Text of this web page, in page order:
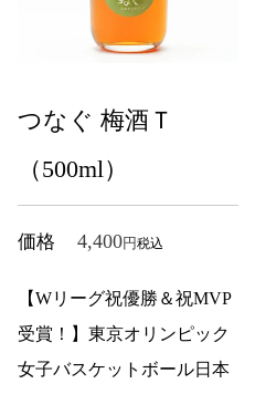
つなぐ 梅酒Ｔ
（500ml）
価格 4,400 税込
【Wリーグ祝優勝＆祝MVP
受賞！】東京オリンピック
女子バスケットボール日本